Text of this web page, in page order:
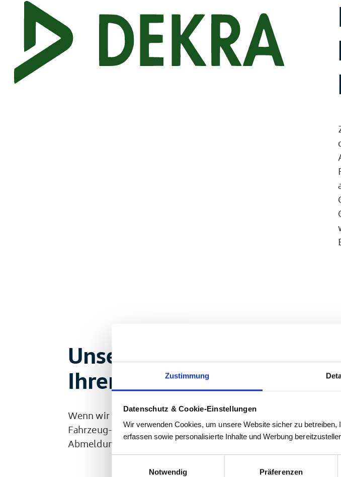
Zustimmung
Datenschutz & Cookie-Einstellungen
Wir verwenden Cookies, um unsere Website sicher zu
erfassen sowie personalisierte Inhalte und Werbung
Notwendig
Präferenzen
Unsere Prozesse beim
Ihren Wünschen – nicht
Wenn wir Service sagen, meinen wir Service. Ihr Auto an einem
Fahrzeug-Abholung noch heute oder zu Ihrem
Abmeldung Ihres Fahrzeugs? Erledigt.